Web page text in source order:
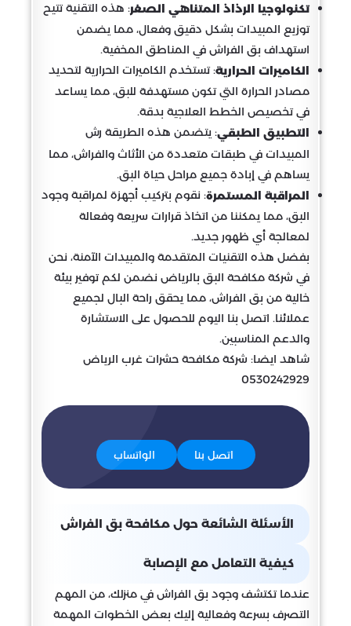
تكنولوجيا الرذاذ المتناهي الصغر: هذه التقنية تتيح
توزيع المبيدات بشكل دقيق وفعال، مما يضمن
استهداف بق الفراش في المناطق المخفية.
الكاميرات الحرارية: تستخدم الكاميرات الحرارية لتحديد
مصادر الحرارة التي تكون مستهدفة للبق، مما يساعد
في تخصيص الخطط العلاجية بدقة.
التطبيق الطبقي: يتضمن هذه الطريقة رش
المبيدات في طبقات متعددة من الأثاث والفراش، مما
يساهم في إبادة جميع مراحل حياة البق.
المراقبة المستمرة: نقوم بتركيب أجهزة لمراقبة وجود
البق، مما يمكننا من اتخاذ قرارات سريعة وفعالة
لمعالجة أي ظهور جديد.
بفضل هذه التقنيات المتقدمة والمبيدات الآمنة، نحن
في شركة مكافحة البق بالرياض نضمن لكم توفير بيئة
خالية من بق الفراش، مما يحقق راحة البال لجميع
عملائنا. اتصل بنا اليوم للحصول على الاستشارة
والدعم المناسبين.
شاهد ايضا: شركة مكافحة حشرات غرب الرياض
0530242929
اتصل بنا الواتساب
الأسئلة الشائعة حول مكافحة بق الفراش
كيفية التعامل مع الإصابة
عندما تكتشف وجود بق الفراش في منزلك، من المهم
التصرف بسرعة وفعالية إليك بعض الخطوات المهمة